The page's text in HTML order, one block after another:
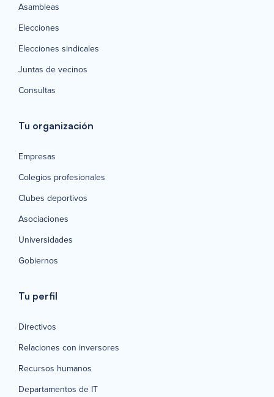
Asambleas
Elecciones
Elecciones sindicales
Juntas de vecinos
Consultas
Tu organización
Empresas
Colegios profesionales
Clubes deportivos
Asociaciones
Universidades
Gobiernos
Tu perfil
Directivos
Relaciones con inversores
Recursos humanos
Departamentos de IT